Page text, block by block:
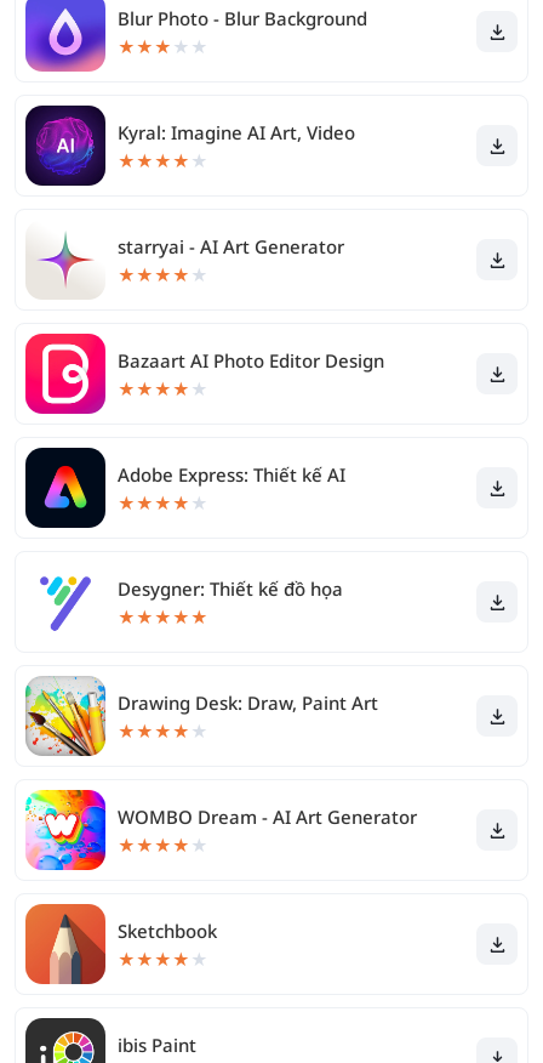
Blur Photo - Blur Background
★★★ ★ ★
Kyral: Imagine AI Art, Video
★★★★ ★
starryai - AI Art Generator
★★★★ ★
Bazaart AI Photo Editor Design
★★★★ ★
Adobe Express: Thiết kế AI
★★★★ ★
Desygner: Thiết kế đồ họa
★★★★★
Drawing Desk: Draw, Paint Art
★★★★ ★
WOMBO Dream - AI Art Generator
★★★★ ★
Sketchbook
★★★★ ★
ibis Paint